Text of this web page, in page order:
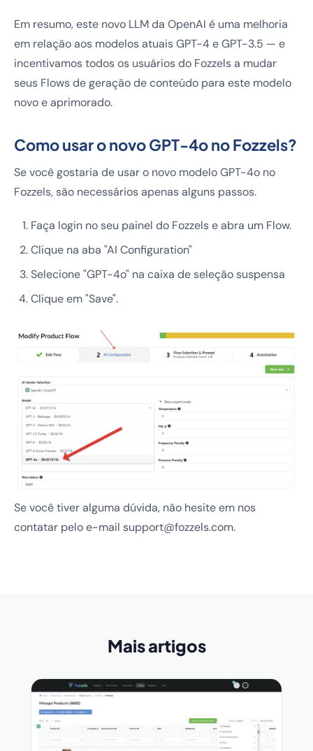
Em resumo, este novo LLM da OpenAI é uma melhoria
em relação aos modelos atuais GPT-4 e GPT-3.5 — e
incentivamos todos os usuários do Fozzels a mudar
seus Flows de geração de conteúdo para este modelo
novo e aprimorado.
Como usar o novo GPT-4o no Fozzels?
Se você gostaria de usar o novo modelo GPT-4o no
Fozzels, são necessários apenas alguns passos.
Faça login no seu painel do Fozzels e abra um Flow.
Clique na aba "AI Configuration"
Selecione "GPT-4o" na caixa de seleção suspensa
Clique em "Save".
Se você tiver alguma dúvida, não hesite em nos
contatar pelo e-mail support@fozzels.com.
Mais artigos